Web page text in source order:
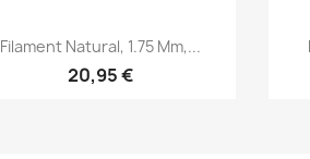
Aperçu rapide
Filament Natural, 1.75 Mm,...
20,95 €